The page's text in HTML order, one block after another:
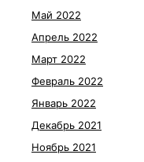
Май 2022
Апрель 2022
Март 2022
Февраль 2022
Январь 2022
Декабрь 2021
Ноябрь 2021